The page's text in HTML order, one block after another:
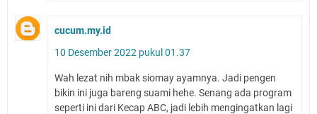
cucum.my.id
10 Desember 2022 pukul 01.37
Wah lezat nih mbak siomay ayamnya. Jadi pengen
bikin ini juga bareng suami hehe. Senang ada program
seperti ini dari Kecap ABC, jadi lebih mengingatkan lagi